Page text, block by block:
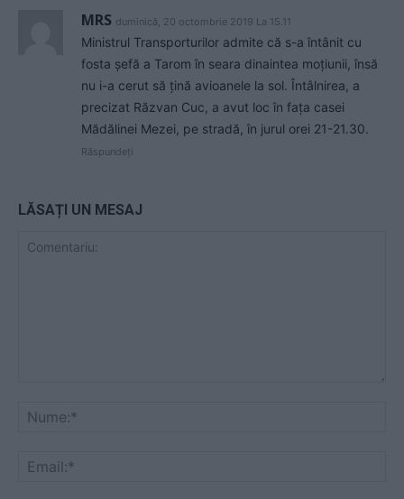
MRS duminică, 20 octombrie 2019 La 15.11
Ministrul Transporturilor admite că s-a întânit cu
fosta șefă a Tarom în seara dinaintea moțiunii, însă
nu i-a cerut să țină avioanele la sol. Întâlnirea, a
precizat Răzvan Cuc, a avut loc în fața casei
Mădălinei Mezei, pe stradă, în jurul orei 21-21.30.
Răspundeți
LĂSAȚI UN MESAJ